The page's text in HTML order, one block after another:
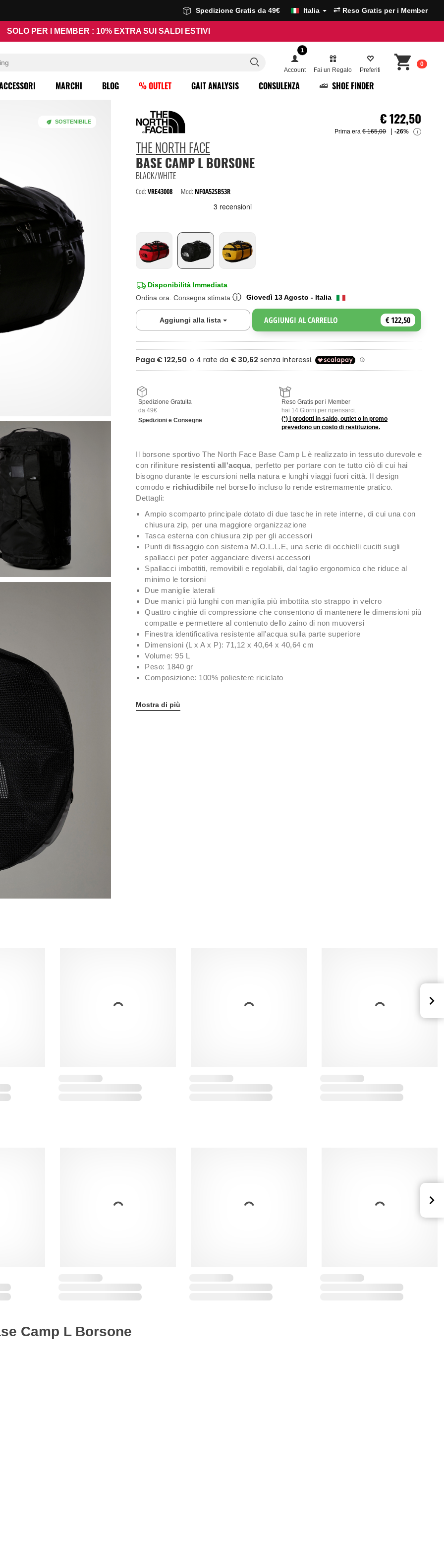
Spedizione Gratis da 49€ Italia Reso Gratis per i Member
SOLO PER I MEMBER : 10% EXTRA SUI SALDI ESTIVI
1
Account Fai un Regalo Preferiti
0
MARCHI BLOG % OUTLET GAIT ANALYSIS CONSULENZA SHOE FINDER
THE NORTH FACE
BASE CAMP L BORSONE
BLACK/WHITE
Cod: VRE43008 Mod: NF0A52SB53R
€122,50
Prima era€ 165,00 -26% i
Disponibilità Immediata
Ordina ora. Consegna stimata ⓘ Giovedì 13 Agosto - Italia
Aggiungi alla lista Toggle DropdownAGGIUNGI AL CARRELLO € 122,50
Paga € 122,50
Spedizione Gratuita
da 49€
Spedizioni e Consegne
Reso Gratis per i Member
hai 14 Giorni per ripensarci.
(*) I prodotti in saldo, outlet o in promo
prevedono un costo di restituzione.
Il borsone sportivo The North Face Base Camp L è realizzato in tessuto durevole e
con rifiniture resistenti all'acqua, perfetto per portare con te tutto ciò di cui hai
bisogno durante le escursioni nella natura e lunghi viaggi fuori città. Il design
comodo e richiudibile nel borsello incluso lo rende estremamente pratico.
Dettagli:
Ampio scomparto principale dotato di due tasche in rete interne, di cui una con
chiusura zip, per una maggiore organizzazione
Tasca esterna con chiusura zip per gli accessori
Punti di fissaggio con sistema M.O.L.L.E, una serie di occhielli cuciti sugli
spallacci per poter agganciare diversi accessori
Spallacci imbottiti, removibili e regolabili, dal taglio ergonomico che riduce al
minimo le torsioni
Due maniglie laterali
Due manici più lunghi con maniglia più imbottita sto strappo in velcro
Quattro cinghie di compressione che consentono di mantenere le dimensioni più
compatte e permettere al contenuto dello zaino di non muoversi
Finestra identificativa resistente all'acqua sulla parte superiore
Dimensioni (L x A x P): 71,12 x 40,64 x 40,64 cm
Volume: 95 L
Peso: 1840 gr
Composizione: 100% poliestere riciclato
Mostra di più
SOSTENIBILE
Camp L Borsone